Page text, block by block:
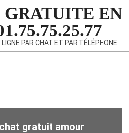
GRATUITE EN
PAR CHAT ET PAR TÉLÉPHONE
gratuit amour